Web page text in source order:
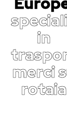
in
merci
rotaia